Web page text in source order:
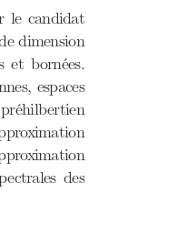
le candidat
dimension
et bornées.
espaces
des